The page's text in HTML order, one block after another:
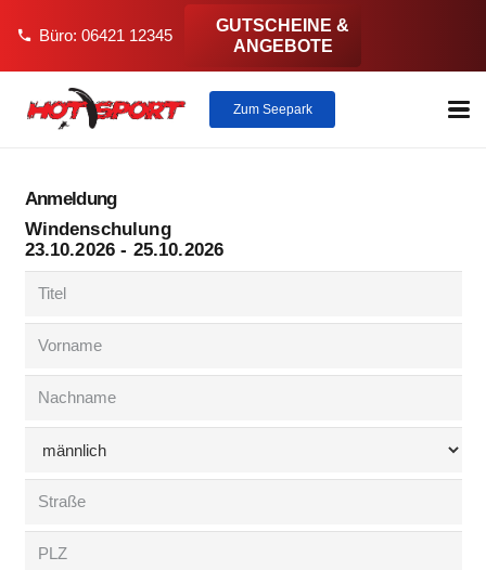
phone Büro: 06421 12345
GUTSCHEINE &
ANGEBOTE
Zum Seepark
Anmeldung
Windenschulung
23.10.2026 - 25.10.2026